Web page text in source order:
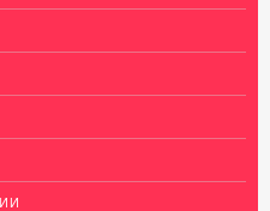
(ДЛЯ ПОЛА),